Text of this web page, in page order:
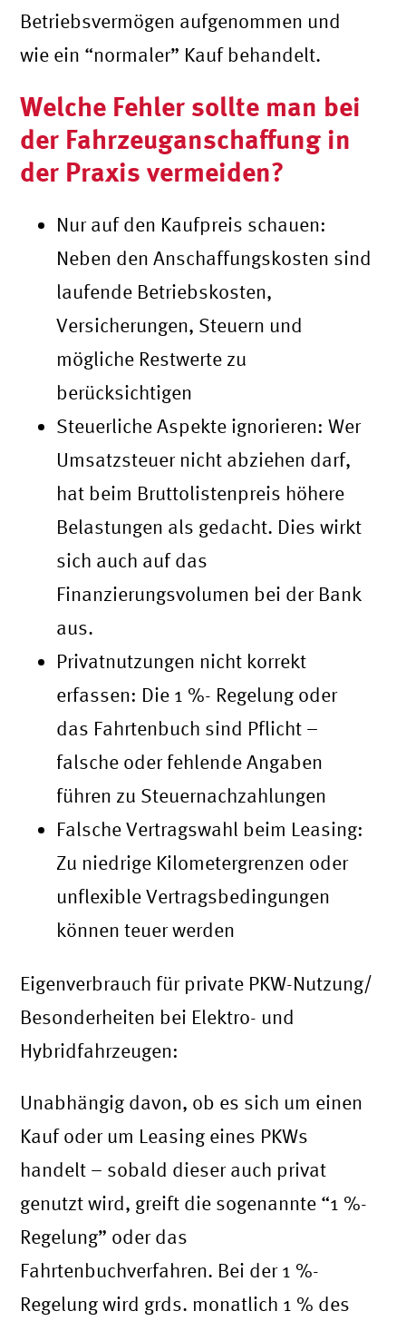
Betriebsvermögen aufgenommen und
wie ein “normaler” Kauf behandelt.
Welche Fehler sollte man bei
der Fahrzeuganschaffung in
der Praxis vermeiden?
Nur auf den Kaufpreis schauen:
Neben den Anschaffungskosten sind
laufende Betriebskosten,
Versicherungen, Steuern und
mögliche Restwerte zu
berücksichtigen
Steuerliche Aspekte ignorieren: Wer
Umsatzsteuer nicht abziehen darf,
hat beim Bruttolistenpreis höhere
Belastungen als gedacht. Dies wirkt
sich auch auf das
Finanzierungsvolumen bei der Bank
aus.
Privatnutzungen nicht korrekt
erfassen: Die 1 %- Regelung oder
das Fahrtenbuch sind Pflicht –
falsche oder fehlende Angaben
führen zu Steuernachzahlungen
Falsche Vertragswahl beim Leasing:
Zu niedrige Kilometergrenzen oder
unflexible Vertragsbedingungen
können teuer werden
Eigenverbrauch für private PKW-Nutzung/
Besonderheiten bei Elektro- und
Hybridfahrzeugen:
Unabhängig davon, ob es sich um einen
Kauf oder um Leasing eines PKWs
handelt – sobald dieser auch privat
genutzt wird, greift die sogenannte “1 %-
Regelung” oder das
Fahrtenbuchverfahren. Bei der 1 %-
Regelung wird grds. monatlich 1 % des